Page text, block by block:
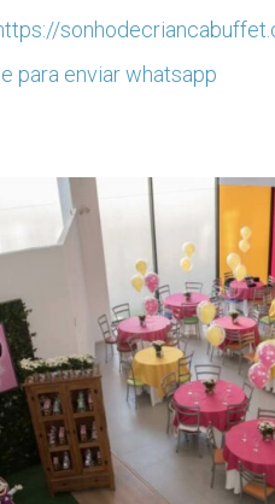
para enviar whatsapp